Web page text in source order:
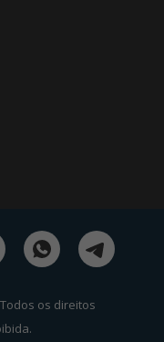
os direitos